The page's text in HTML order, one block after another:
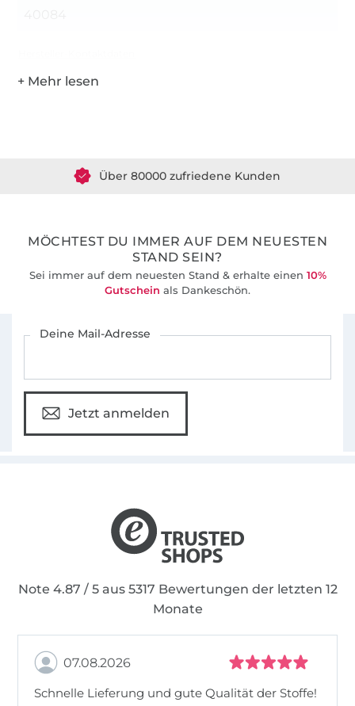
MÖCHTEST DU IMMER AUF DEM NEUESTEN
STAND SEIN?
Sei immer auf dem neuesten Stand & erhalte einen 10%
Gutschein als Dankeschön.
Deine Mail-Adresse
Jetzt anmelden
Note 4.87 / 5 aus 5317 Bewertungen der letzten 12
Monate
07.08.2026
Schnelle Lieferung und gute Qualität der Stoffe!